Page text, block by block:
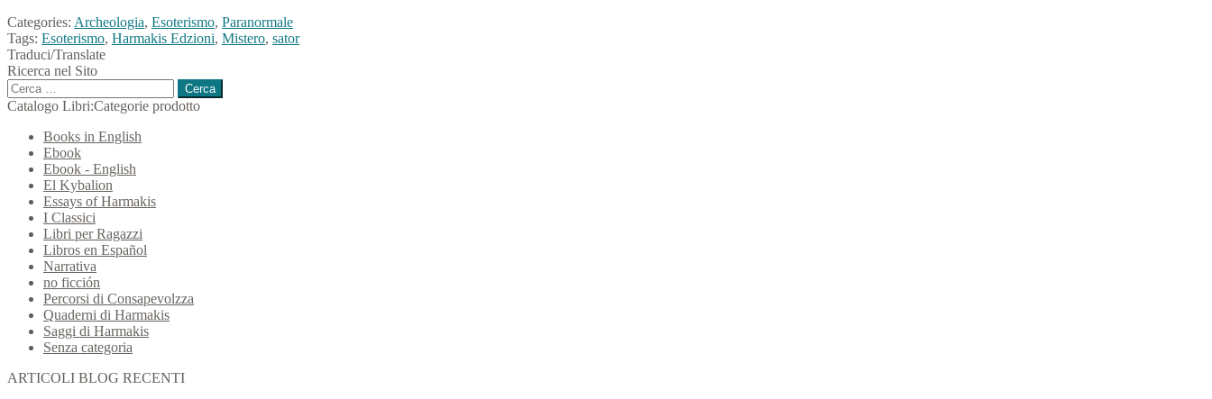
Categories: Archeologia, Esoterismo, Paranormale
Tags: Esoterismo, Harmakis Edzioni, Mistero, sator
Traduci/Translate
Ricerca nel Sito
Ricerca
per:
Catalogo Libri:Categorie prodotto
Books in English
Ebook
Ebook - English
El Kybalion
Essays of Harmakis
I Classici
Libri per Ragazzi
Libros en Español
Narrativa
no ficción
Percorsi di Consapevolzza
Quaderni di Harmakis
Saggi di Harmakis
Senza categoria
ARTICOLI BLOG RECENTI